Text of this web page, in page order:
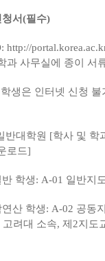
서(필수)
http://
과 사무실에 종이 서
생은 인터넷 신청 불
반대학원 [학사 및 학
로드]
A-01 일반지도
: A-02 공동지도
려대 소속, 제2지도